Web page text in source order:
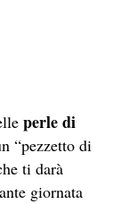
perle di
“pezzetto di
ti darà
giornata